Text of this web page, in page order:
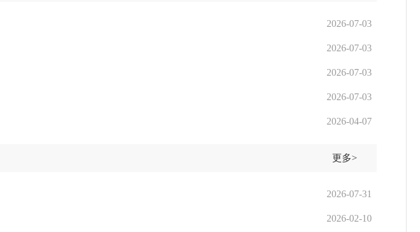
2026-07-03
2026-07-03
2026-07-03
2026-07-03
2026-04-07
更多>
2026-07-31
2026-02-10